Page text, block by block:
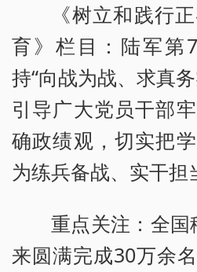
《树立和践行
育》栏目：陆军第
持“向战为战、求真
引导广大党员干部
确政绩观，切实把
为练兵备战、实干担
重点关注：全
来圆满完成30万余